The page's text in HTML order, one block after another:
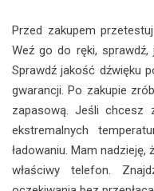
Przed zakupem
Weź go do ręki,
Sprawdź jakość dźwięku
gwarancji. Po zakupie
zapasową. Jeśli chcesz
ekstremalnych
ładowaniu. Mam
właściwy telefon.